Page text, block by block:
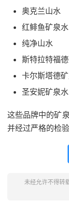
奥克兰山水
红鲱鱼矿泉水
纯净山水
斯特拉特福
卡尔斯塔德
圣安妮矿泉水
这些品牌中的矿
并经过严格的检
未经允许不得转载